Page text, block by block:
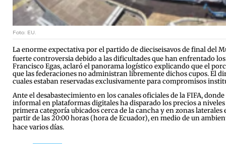
Foto: EU.
La enorme expectativa por el partido de dieciseisavos de final del
fuerte controversia debido a las dificultades que han enfrentado
Francisco Egas, aclaró el panorama logístico explicando que el
que las federaciones no administran libremente dichos cupos. El
cuales estaban reservadas exclusivamente para compromisos
Ante el desabastecimiento en los canales oficiales de la FIFA,
informal en plataformas digitales ha disparado los precios a
primera categoría ubicados cerca de la cancha y en zonas
partir de las 20:00 horas (hora de Ecuador), en medio de un
hace varios días.